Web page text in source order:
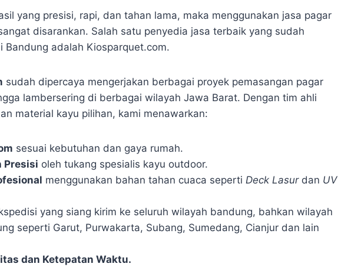
yang presisi, rapi, dan tahan lama, maka menggunakan jasa pagar
disarankan. Salah satu penyedia jasa terbaik yang sudah
Bandung adalah Kiosparquet.com.
sudah dipercaya mengerjakan berbagai proyek pemasangan pagar
lambersering di berbagai wilayah Jawa Barat. Dengan tim ahli
material kayu pilihan, kami menawarkan:
sesuai kebutuhan dan gaya rumah.
Presisi oleh tukang spesialis kayu outdoor.
menggunakan bahan tahan cuaca seperti Deck Lasurdan UV
yang siang kirim ke seluruh wilayah bandung, bahkan wilayah
seperti Garut, Purwakarta, Subang, Sumedang, Cianjur dan lain
dan Ketepatan Waktu.